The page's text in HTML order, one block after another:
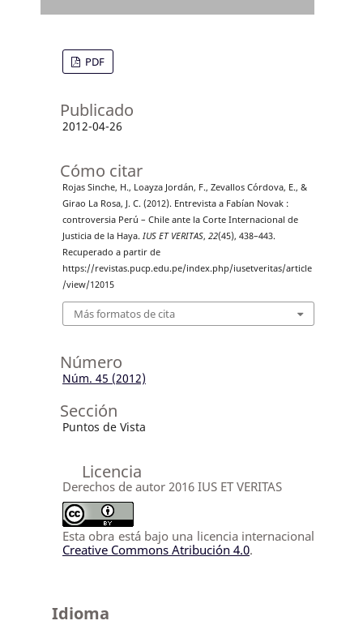
PDF
Publicado
2012-04-26
Cómo citar
Rojas Sinche, H., Loayza Jordán, F., Zevallos Córdova, E., &
Girao La Rosa, J. C. (2012). Entrevista a Fabían Novak :
controversia Perú – Chile ante la Corte Internacional de
Justicia de la Haya. IUS ET VERITAS, 22(45), 438–443.
Recuperado a partir de
https://revistas.pucp.edu.pe/index.php/iusetveritas/article
/view/12015
Más formatos de cita
Número
Núm. 45 (2012)
Sección
Puntos de Vista
Licencia
Derechos de autor 2016 IUS ET VERITAS
Esta obra está bajo una licencia internacional
Creative Commons Atribución 4.0.
Idioma